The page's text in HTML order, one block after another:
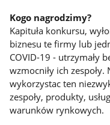
Kogo nagrodzimy?
Kapituła konkursu,
biznesu te firmy lub
COVID-19 - utrzymały
wzmocniły ich
wykorzystac ten
zespoły, produkty,
warunków rynkowych.